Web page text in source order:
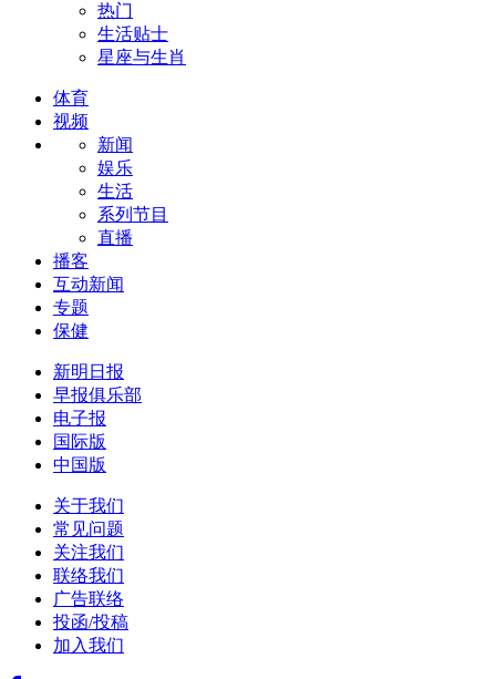
热门
生活贴士
星座与生肖
体育
视频
新闻
娱乐
生活
系列节目
直播
播客
互动新闻
专题
保健
新明日报
早报俱乐部
电子报
国际版
中国版
关于我们
常见问题
关注我们
联络我们
广告联络
投函/投稿
加入我们